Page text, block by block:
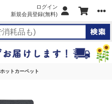
ログイン
新規会員登録(無料)
ホットカーペット